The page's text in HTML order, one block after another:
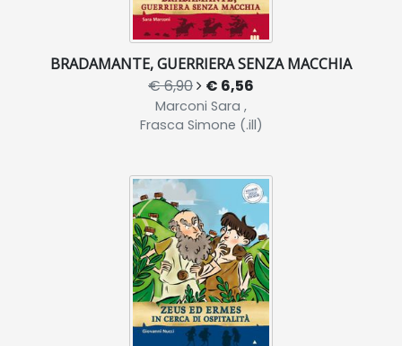
BRADAMANTE, GUERRIERA SENZA MACCHIA
€ 6,90 € 6,56
Marconi Sara ,
Frasca Simone (.ill)